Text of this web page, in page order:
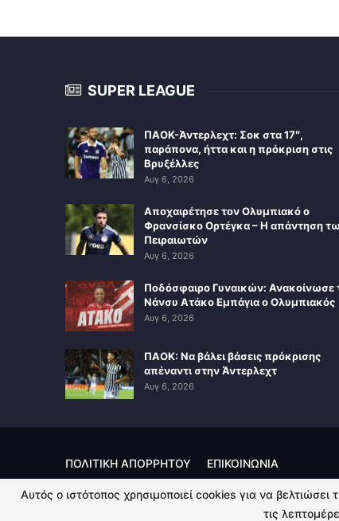
SUPER LEAGUE
ΠΑΟΚ-Άντερλεχτ: Σοκ στα 17″,
παράπονα, ήττα και η πρόκριση στις
Βρυξέλλες
Αυγ 6, 2026
Αποχαιρέτησε τον Ολυμπιακό ο
Φρανσίσκο Ορτέγκα – Η απάντηση
Πειραιωτών
Αυγ 6, 2026
Ποδόσφαιρο Γυναικών: Ανακοίνωσε
Νάνσυ Ατάκο Εμπάγια ο Ολυμπιακός
Αυγ 6, 2026
ΠΑΟΚ: Να βάλει βάσεις πρόκρισης
απέναντι στην Άντερλεχτ
Αυγ 6, 2026
ΠΟΛΙΤΙΚΗ ΑΠΟΡΡΗΤΟΥ ΕΠΙΚΟΙΝΩΝΙΑ
© 2026 - Kingsport.gr. All Rights Reserved.
Αυτός ο ιστότοπος χρησιμοποιεί cookies για να
τις